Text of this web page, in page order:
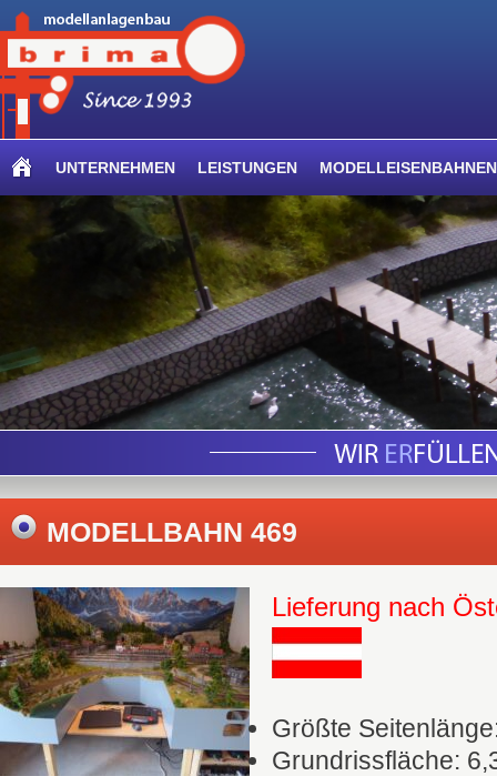
UNTERNEHMEN LEISTUNGEN MODELLEISENBAHNEN
MODELLBAHN 469
Lieferung nach
Größte
Grundrissfläche: